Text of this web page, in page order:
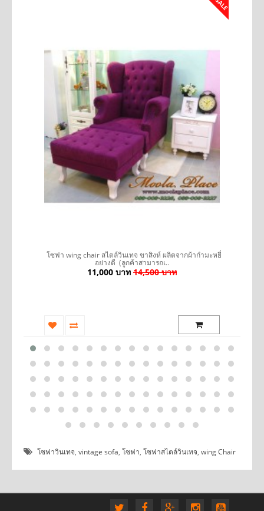
SALE
โซฟา wing chair สไตล์วินเทจ ขาสิงห์ ผลิตจากผ้ากำมะหยี่
อย่างดี (ลูกค้าสามารถเ..
11,000 บาท 14,500 บาท
โซฟาวินเทจ, vintage sofa, โซฟา, โซฟาสไตล์วินเทจ, wing Chair